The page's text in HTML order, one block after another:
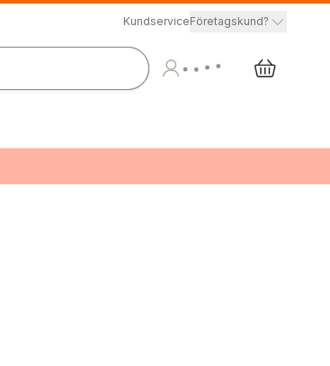
KundserviceFöretagskund?